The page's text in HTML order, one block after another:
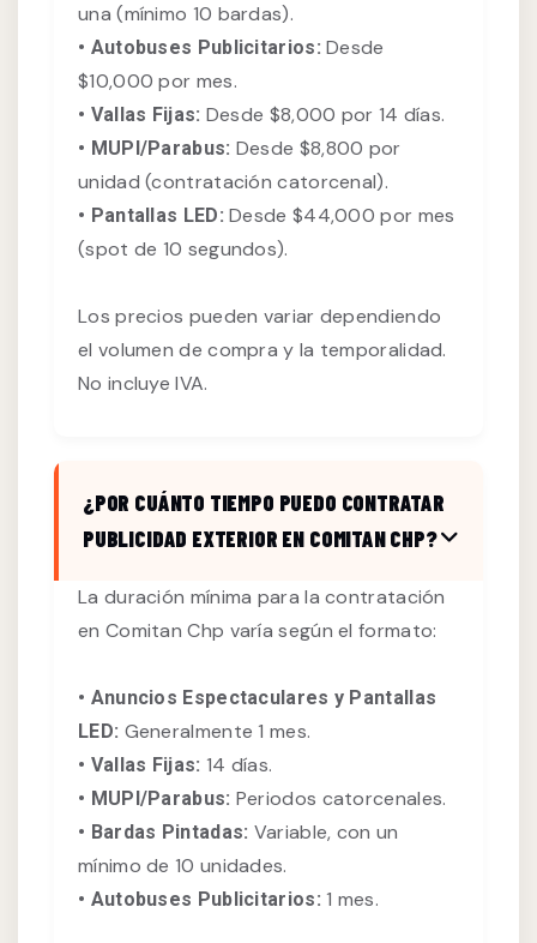
una (mínimo 10 bardas).
• Autobuses Publicitarios: Desde
$10,000 por mes.
• Vallas Fijas: Desde $8,000 por 14 días.
• MUPI/Parabus: Desde $8,800 por
unidad (contratación catorcenal).
• Pantallas LED: Desde $44,000 por mes
(spot de 10 segundos).
Los precios pueden variar dependiendo
el volumen de compra y la temporalidad.
No incluye IVA.
¿POR CUÁNTO TIEMPO PUEDO CONTRATAR
PUBLICIDAD EXTERIOR EN COMITAN CHP?
La duración mínima para la contratación
en Comitan Chp varía según el formato:
• Anuncios Espectaculares y Pantallas
LED: Generalmente 1 mes.
• Vallas Fijas: 14 días.
• MUPI/Parabus: Periodos catorcenales.
• Bardas Pintadas: Variable, con un
mínimo de 10 unidades.
• Autobuses Publicitarios: 1 mes.